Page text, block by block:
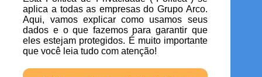
aplica a todas as empresas do Grupo Arco.
Aqui, vamos explicar como usamos seus
dados e o que fazemos para garantir que
eles estejam protegidos. É muito importante
que você leia tudo com atenção!